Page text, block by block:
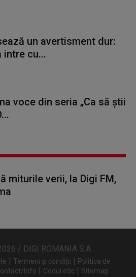
un avertisment dur:
intre cu...
voce din seria „Ca să știi
miturile verii, la Digi FM,
/ DIGI ROMANIA S.A.
| Termeni și condiții | Politica de
Info | Codul etic | Sitemap